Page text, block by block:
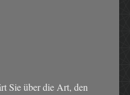
Sie über die Art, den